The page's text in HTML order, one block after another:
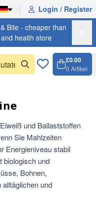
Login / Register
Bite - cheaper than
health store
£0.00
0 Artikel
und Ballaststoffen
Sie Mahlzeiten
Energieniveau stabil
biologisch und
Bohnen,
und